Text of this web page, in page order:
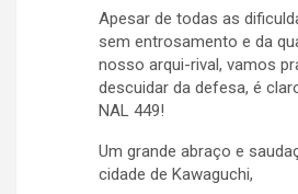
Apesar de todas as
sem entrosamento e da
nosso arqui-rival, vamos
descuidar da defesa, é
NAL 449!
Um grande abraço e
cidade de Kawaguchi,